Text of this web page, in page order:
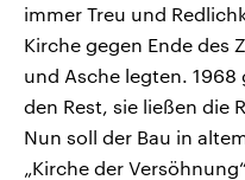
immer Treu und
Kirche gegen Ende des
und Asche legten. 1968
den Rest, sie ließen die
Nun soll der Bau in
„Kirche der